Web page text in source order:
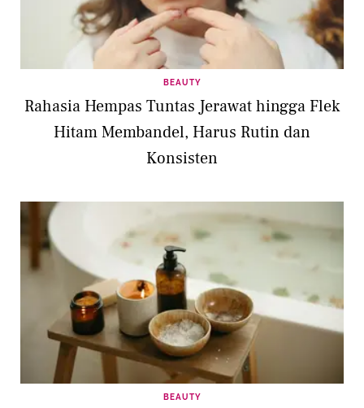
BEAUTY
Rahasia Hempas Tuntas Jerawat hingga Flek
Hitam Membandel, Harus Rutin dan
Konsisten
BEAUTY